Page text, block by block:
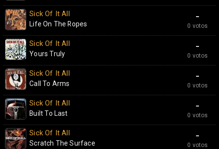
-
0 votos
Sick Of It All
Life On The Ropes
-
0 votos
Sick Of It All
Yours Truly
-
0 votos
Sick Of It All
Call To Arms
-
0 votos
Sick Of It All
Built To Last
-
0 votos
Sick Of It All
Scratch The Surface